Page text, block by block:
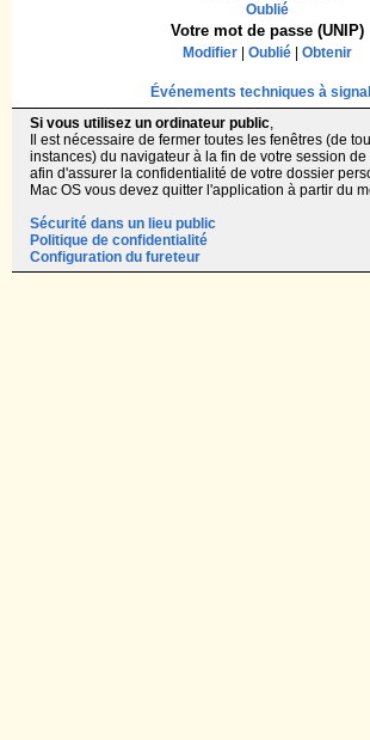
Oublié
Votre mot de passe (UNIP)
Modifier Oublié Obtenir
Événements techniques à
Si vous utilisez un ordinateur public,
Il est nécessaire de fermer toutes les fenêtres (de
instances) du navigateur à la fin de votre session de
afin d'assurer la confidentialité de votre dossier
Mac OS vous devez quitter l'application à partir du
Sécurité dans un lieu public
Politique de confidentialité
Configuration du fureteur